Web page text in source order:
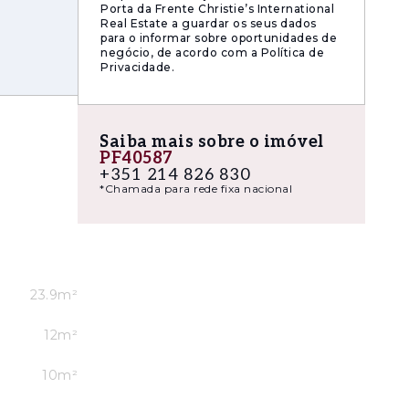
23.9m²
12m²
10m²
Porta da Frente Christie’s International
Real Estate a guardar os seus dados
para o informar sobre oportunidades de
negócio, de acordo com a Política de
Privacidade.
Saiba mais sobre o imóvel
PF40587
+351 214 826 830
*Chamada para rede fixa nacional